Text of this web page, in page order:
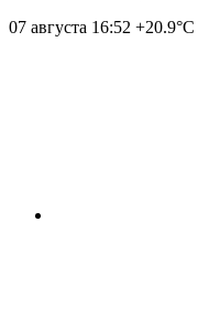
07 августа 16:52 +20.9°С